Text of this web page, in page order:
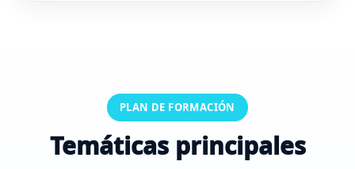
PLAN DE FORMACIÓN
Temáticas principales